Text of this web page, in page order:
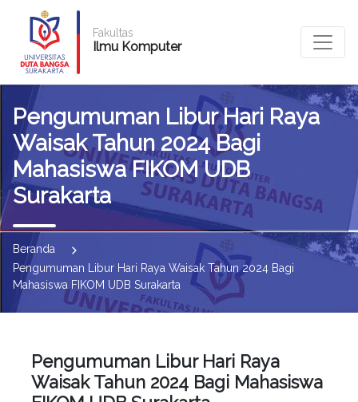
Fakultas
Ilmu Komputer
Pengumuman Libur Hari Raya
Waisak Tahun 2024 Bagi
Mahasiswa FIKOM UDB
Surakarta
Beranda
Pengumuman Libur Hari Raya Waisak Tahun 2024 Bagi
Mahasiswa FIKOM UDB Surakarta
Pengumuman Libur Hari Raya
Waisak Tahun 2024 Bagi Mahasiswa